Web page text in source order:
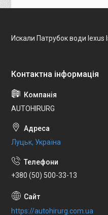
Искали Патрубок води lexus
AUTOHIRURG
Луцьк, Україна
+380 (50) 500-33-13
https://autohirurg.com.ua